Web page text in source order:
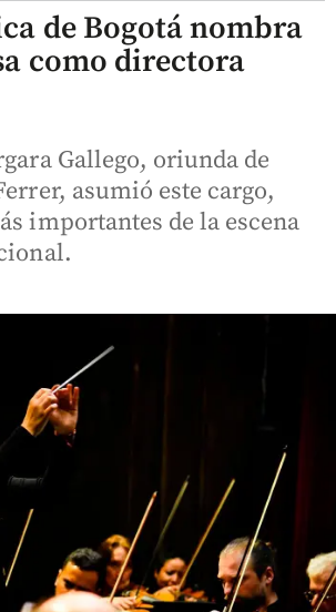
de Bogotá nombra
como directora
Gallego, oriunda de
asumió este cargo,
importantes de la escena